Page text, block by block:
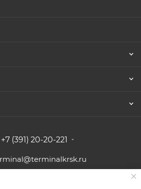
+7 (391) 20-20-221
ул. Белинского, 3,